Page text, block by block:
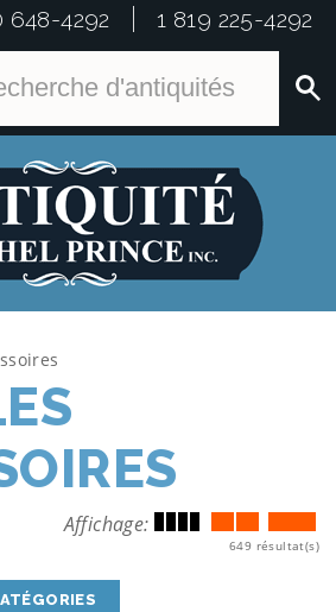
648-4292 1 819 225-4292
Affichage:
649 résultat(s)